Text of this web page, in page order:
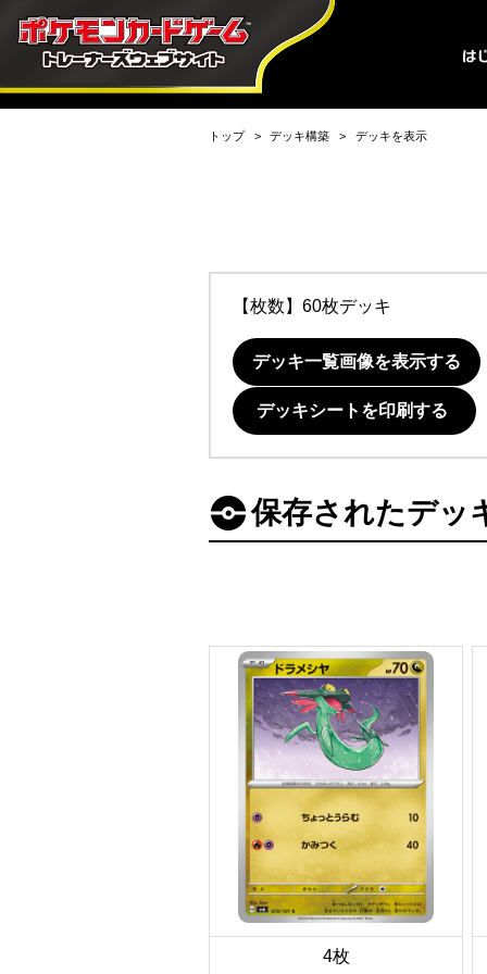
トップ デッキ構築 デッキを表示
【枚数】60枚デッキ
デッキ一覧画像を表示する
デッキシートを印刷する
保存されたデッ
4枚